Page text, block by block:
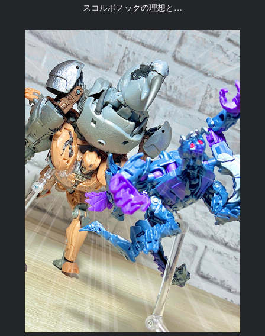
スコルポノックの理想と…